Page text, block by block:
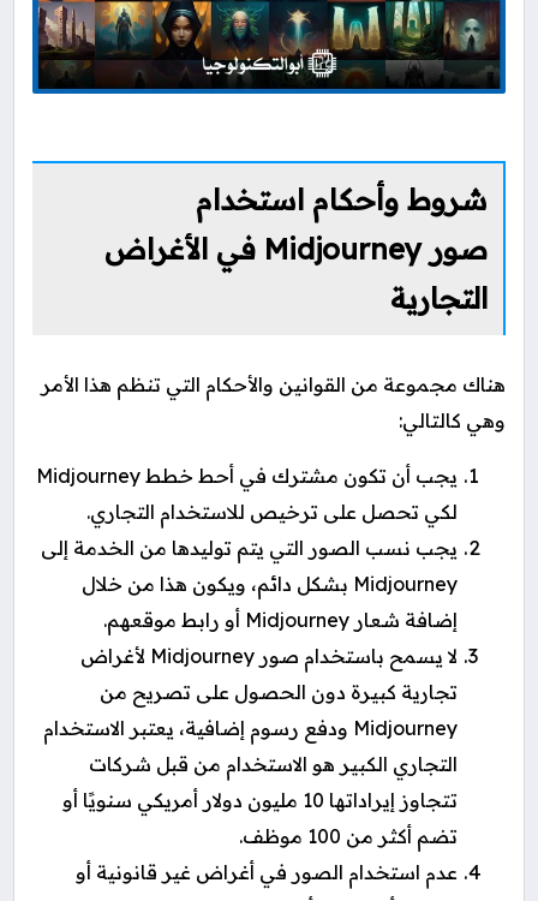
شروط وأحكام استخدام
صور Midjourney في الأغراض
التجارية
هناك مجموعة من القوانين والأحكام التي تنظم هذا الأمر
وهي كالتالي:
يجب أن تكون مشترك في أحط خطط Midjourney
لكي تحصل على ترخيص للاستخدام التجاري.
يجب نسب الصور التي يتم توليدها من الخدمة إلى
Midjourney بشكل دائم، ويكون هذا من خلال
إضافة شعار Midjourney أو رابط موقعهم.
لا يسمح باستخدام صور Midjourney لأغراض
تجارية كبيرة دون الحصول على تصريح من
Midjourney ودفع رسوم إضافية، يعتبر الاستخدام
التجاري الكبير هو الاستخدام من قبل شركات
تتجاوز إيراداتها 10 مليون دولار أمريكي سنويًا أو
تضم أكثر من 100 موظف.
عدم استخدام الصور في أغراض غير قانونية أو